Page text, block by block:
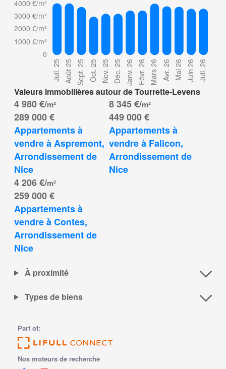
Valeurs immobilières autour de Tourrette-Levens
289 000 €
4 980 €/m²
Appartements à
vendre à Aspremont,
Arrondissement de
Nice
449 000 €
8 345 €/m²
Appartements à
vendre à Falicon,
Arrondissement de
Nice
259 000 €
4 206 €/m²
Appartements à
vendre à Contes,
Arrondissement de
Nice
À proximité
Types de biens
Part of:
Nos moteurs de recherche